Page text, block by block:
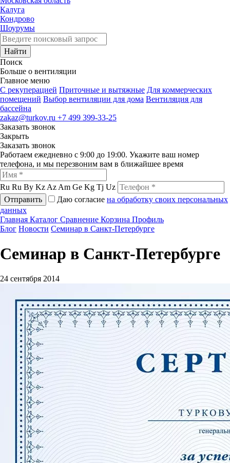
Калуга
Кондрово
Шоурумы
Найти
Поиск
Больше о вентиляции
Главное меню
C рекуперацией Приточные и вытяжные Для коммерческих
помещений Выбор вентиляции для дома Вентиляция для
бассейна
zakaz@turkov.ru +7 499 399-33-25
Заказать звонок
Закрыть
Заказать звонок
Работаем ежедневно с 9:00 до 19:00. Укажите ваш номер
телефона, и мы перезвоним вам в ближайшее время
Ru Ru By Kz Az Am Ge Kg Tj Uz
Отправить
Даю согласие на обработку своих персональных
данных
Главная Каталог Сравнение Корзина Профиль
Блог Новости Семинар в Санкт-Петербурге
Семинар в Санкт-Петербурге
24 сентября 2014